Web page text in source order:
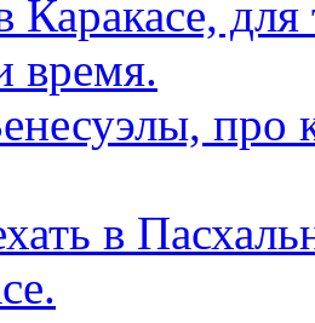
Каракасе,
время.
про
в